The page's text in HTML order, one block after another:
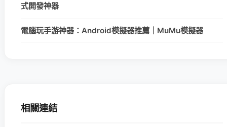
式開發神器
電腦玩手游神器：Android模擬器推薦｜MuMu模擬器
相關連結